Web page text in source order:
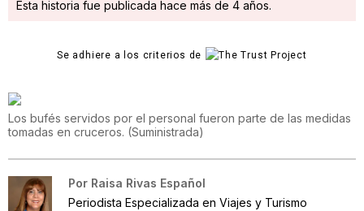
Esta historia fue publicada hace más de 4 años.
Se adhiere a los criterios de
Los bufés servidos por el personal fueron parte de las medidas
tomadas en cruceros. (Suministrada)
Por Raisa Rivas Español
Periodista Especializada en Viajes y Turismo